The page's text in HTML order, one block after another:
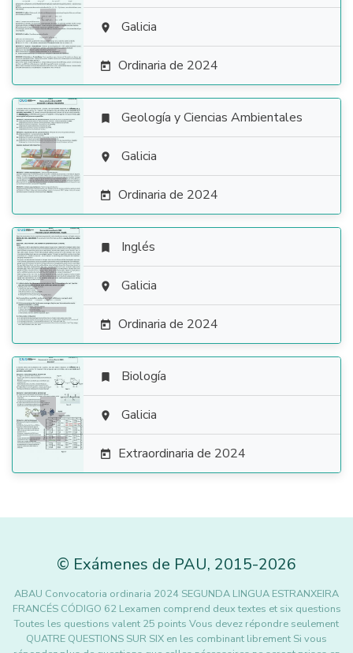
  Galicia
 Ordinaria de 2024

 Geología y Ciencias Ambientales
 Galicia
 Ordinaria de 2024

 Inglés
 Galicia
 Ordinaria de 2024

 Biología
 Galicia
 Extraordinaria de 2024
© Exámenes de PAU, 2015-2026
ABAU Convocatoria ordinaria 2024 SEGUNDA LINGUA ESTRANXEIRA
FRANCÉS CÓDIGO 62 Lexamen comprend deux textes et six questions
Toutes les questions valent 25 points Vous devez répondre seulement
QUATRE QUESTIONS SUR SIX en les combinant librement Si vous